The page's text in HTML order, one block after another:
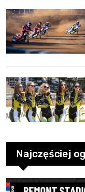
Najczęściej